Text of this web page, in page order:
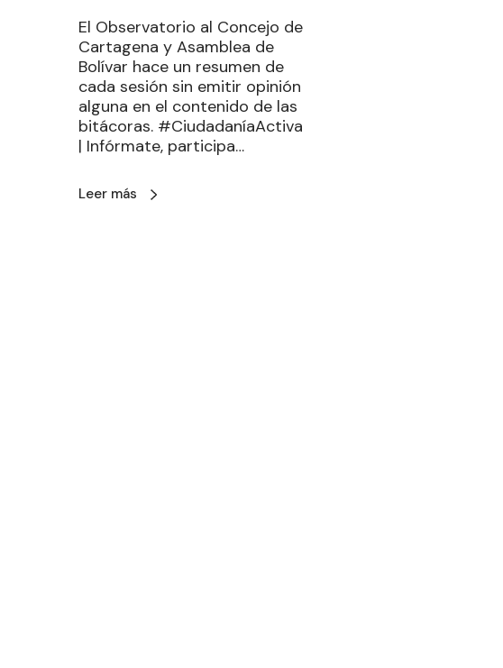
El Observatorio al Concejo de
Cartagena y Asamblea de
Bolívar hace un resumen de
cada sesión sin emitir opinión
alguna en el contenido de las
bitácoras. #CiudadaníaActiva
| Infórmate, participa…
Leer más